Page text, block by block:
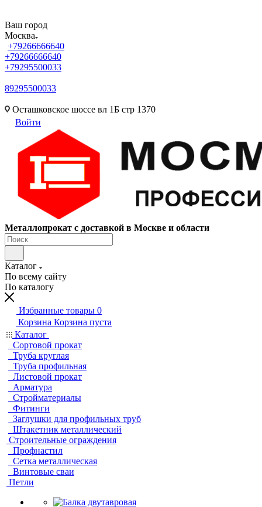
Ваш город
Москва
+79266666640
+79266666640
+79295500033
89295500033
Осташковское шоссе вл 1Б стр 1370
Войти
Металлопрокат с доставкой в Москве и области
Каталог
По всему сайту
По каталогу
Избранные товары 0
Корзина Корзина пуста
Каталог
Сортовой прокат
Труба круглая
Труба профильная
Листовой прокат
Арматура
Стройматериалы
Фитинги
Заглушки для профильных труб
Штакетник металлический
Строительные ограждения
Профнастил
Сетка металлическая
Винтовые сваи
Петли